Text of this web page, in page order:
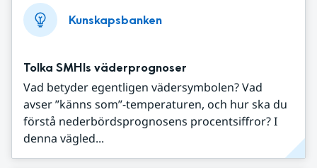
Kunskapsbanken
Tolka SMHIs väderprognoser
Vad betyder egentligen vädersymbolen? Vad
avser ”känns som”-temperaturen, och hur ska du
förstå nederbördsprognosens procentsiffror? I
denna vägled...